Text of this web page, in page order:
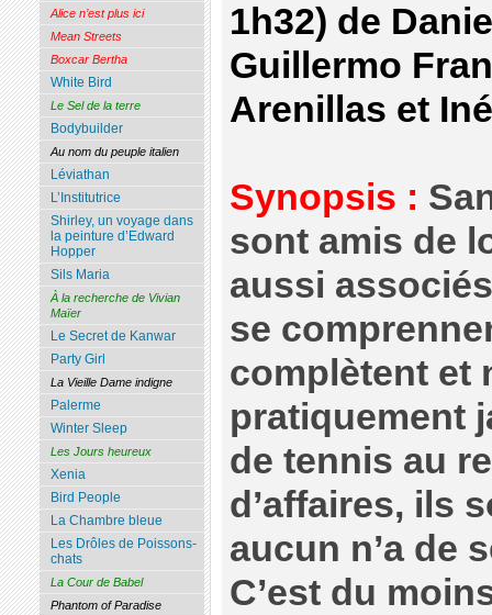
1h32) de
Guillermo
Arenillas et
Synopsis :
sont amis de
aussi
se
complètent et
pratiquement
de tennis au
d’affaires, ils
aucun n’a de
C’est du
Alice n’est plus ici
Mean Streets
Boxcar Bertha
White Bird
Le Sel de la terre
Bodybuilder
Au nom du peuple italien
Léviathan
L’Institutrice
Shirley, un voyage dans
la peinture d’Edward
Hopper
Sils Maria
À la recherche de Vivian
Maïer
Le Secret de Kanwar
Party Girl
La Vieille Dame indigne
Palerme
Winter Sleep
Les Jours heureux
Xenia
Bird People
La Chambre bleue
Les Drôles de Poissons-
chats
La Cour de Babel
Phantom of Paradise